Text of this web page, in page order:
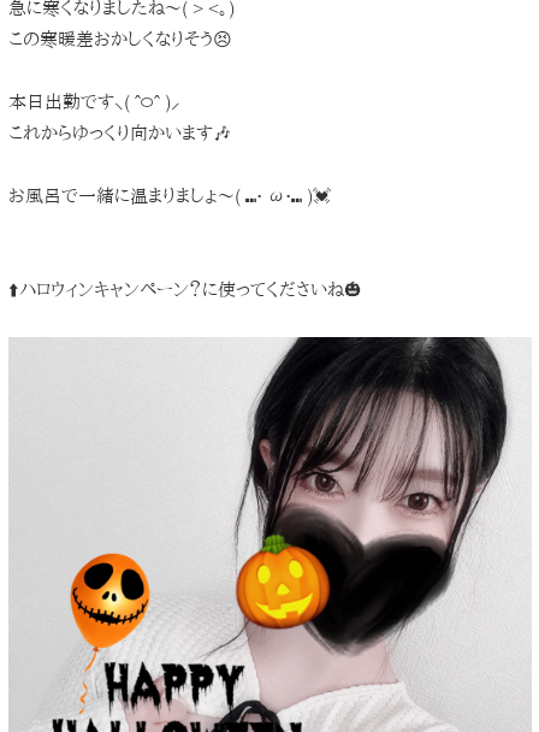
急に寒くなりましたね〜( > <。)
この寒暖差おかしくなりそう😣
本日出勤です⸜( ˆ࿀ˆ )⸝
これからゆっくり向かいます🎶
お風呂で一緒に温まりましょ〜( ⑉• ω•⑉ )💓
⬆️ハロウィンキャンペーン？に使ってくださいね🎃